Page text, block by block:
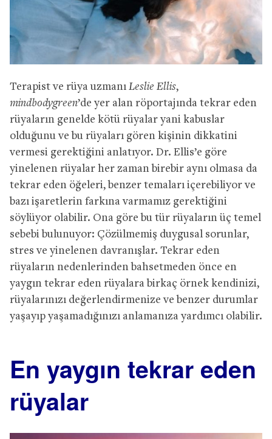
Terapist ve rüya uzmanı Leslie Ellis,
mindbodygreen’de yer alan röportajında tekrar eden
rüyaların genelde kötü rüyalar yani kabuslar
olduğunu ve bu rüyaları gören kişinin dikkatini
vermesi gerektiğini anlatıyor. Dr. Ellis’e göre
yinelenen rüyalar her zaman birebir aynı olmasa da
tekrar eden öğeleri, benzer temaları içerebiliyor ve
bazı işaretlerin farkına varmamız gerektiğini
söylüyor olabilir. Ona göre bu tür rüyaların üç temel
sebebi bulunuyor: Çözülmemiş duygusal sorunlar,
stres ve yinelenen davranışlar. Tekrar eden
rüyaların nedenlerinden bahsetmeden önce en
yaygın tekrar eden rüyalara birkaç örnek kendinizi,
rüyalarınızı değerlendirmenize ve benzer durumlar
yaşayıp yaşamadığınızı anlamanıza yardımcı olabilir.
En yaygın tekrar eden
rüyalar